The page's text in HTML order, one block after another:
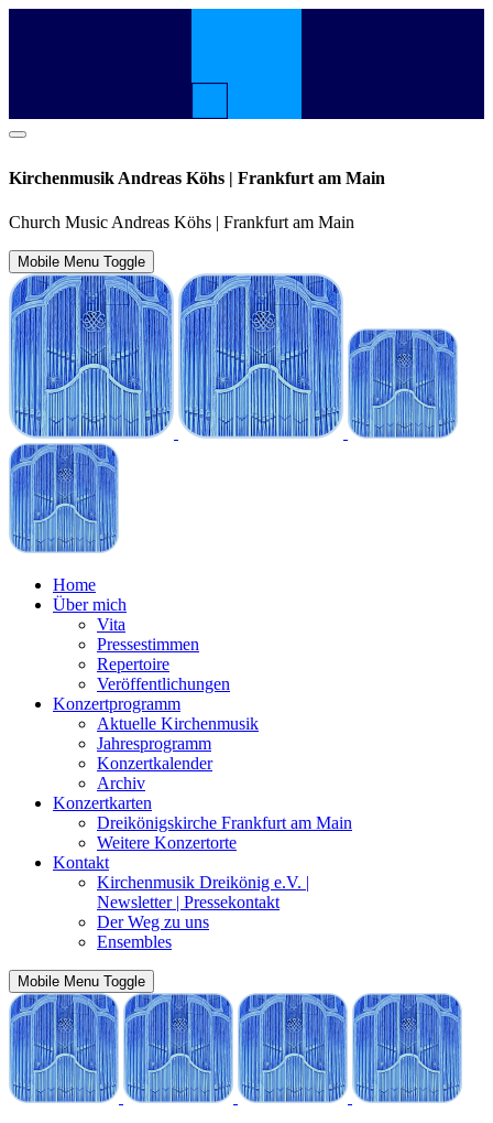
Kirchenmusik Andreas Köhs | Frankfurt am Main
Church Music Andreas Köhs | Frankfurt am Main
Mobile Menu Toggle
Home
Über mich
Vita
Pressestimmen
Repertoire
Veröffentlichungen
Konzertprogramm
Aktuelle Kirchenmusik
Jahresprogramm
Konzertkalender
Archiv
Konzertkarten
Dreikönigskirche Frankfurt am Main
Weitere Konzertorte
Kontakt
Kirchenmusik Dreikönig e.V. |
Newsletter | Pressekontakt
Der Weg zu uns
Ensembles
Mobile Menu Toggle